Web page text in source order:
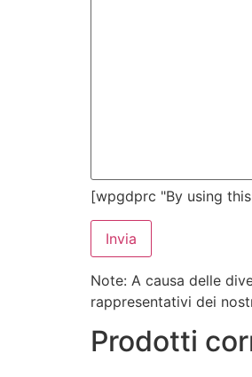
[wpgdprc "By using
Note: A causa delle
rappresentativi dei
Prodotti